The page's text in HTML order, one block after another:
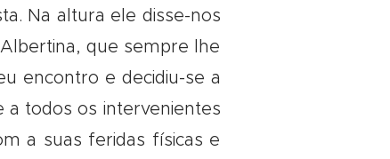
Na altura ele disse-nos
que sempre lhe
encontro e decidiu-se a
a todos os intervenientes
a suas feridas físicas e